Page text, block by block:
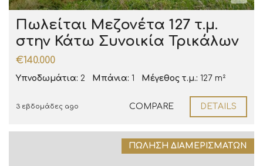
Πωλείται Μεζονέτα 127 τ.μ.
στην Κάτω Συνοικία Τρικάλων
€140.000
Υπνοδωμάτια: 2 Μπάνια: 1 Μέγεθος τ.μ.: 127 m²
3 εβδομάδες ago COMPARE DETAILS
ΠΏΛΗΣΗ ΔΙΑΜΕΡΙΣΜΆΤΩΝ